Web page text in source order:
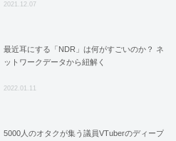
2021.12.07
最近耳にする「NDR」は何がすごいのか？ ネ
ットワークデータから紐解く
2022.01.11
5000人のオタクが集う議員VTuberのディープ